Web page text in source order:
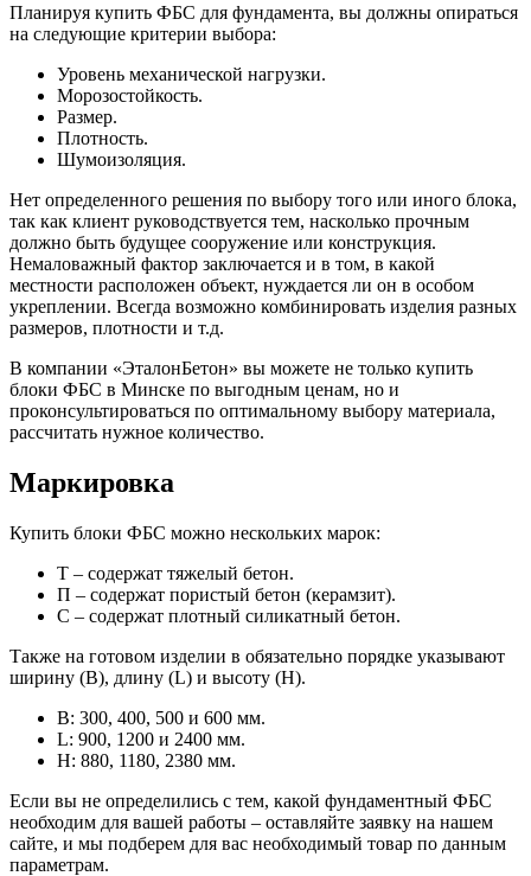
Планируя купить ФБС для фундамента, вы должны опираться
на следующие критерии выбора:
Уровень механической нагрузки.
Морозостойкость.
Размер.
Плотность.
Шумоизоляция.
Нет определенного решения по выбору того или иного блока,
так как клиент руководствуется тем, насколько прочным
должно быть будущее сооружение или конструкция.
Немаловажный фактор заключается и в том, в какой
местности расположен объект, нуждается ли он в особом
укреплении. Всегда возможно комбинировать изделия разных
размеров, плотности и т.д.
В компании «ЭталонБетон» вы можете не только купить
блоки ФБС в Минске по выгодным ценам, но и
проконсультироваться по оптимальному выбору материала,
рассчитать нужное количество.
Маркировка
Купить блоки ФБС можно нескольких марок:
Т – содержат тяжелый бетон.
П – содержат пористый бетон (керамзит).
С – содержат плотный силикатный бетон.
Также на готовом изделии в обязательно порядке указывают
ширину (B), длину (L) и высоту (H).
В: 300, 400, 500 и 600 мм.
L: 900, 1200 и 2400 мм.
Н: 880, 1180, 2380 мм.
Если вы не определились с тем, какой фундаментный ФБС
необходим для вашей работы – оставляйте заявку на нашем
сайте, и мы подберем для вас необходимый товар по данным
параметрам.